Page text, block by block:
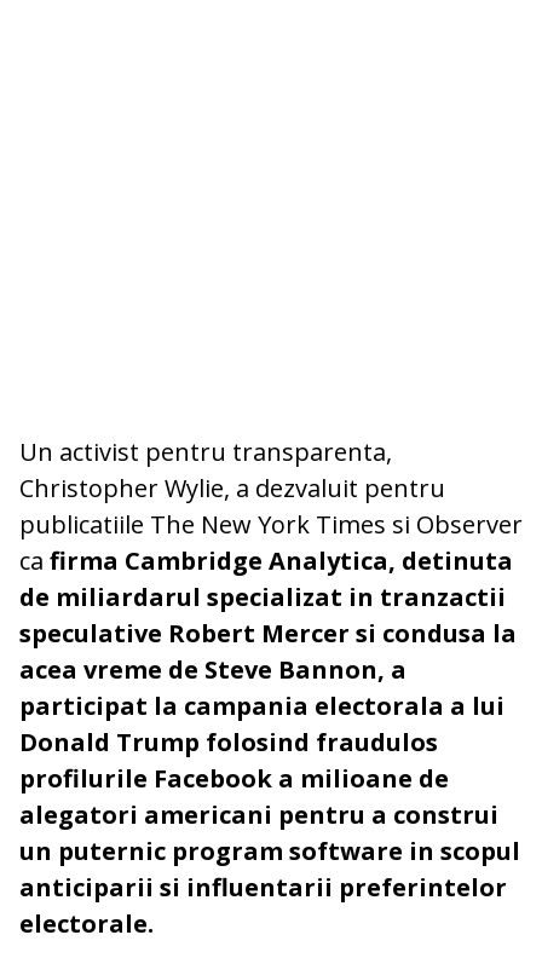
Un activist pentru transparenta,
Christopher Wylie, a dezvaluit pentru
publicatiile The New York Times si Observer
ca firma Cambridge Analytica, detinuta
de miliardarul specializat in tranzactii
speculative Robert Mercer si condusa la
acea vreme de Steve Bannon, a
participat la campania electorala a lui
Donald Trump folosind fraudulos
profilurile Facebook a milioane de
alegatori americani pentru a construi
un puternic program software in scopul
anticiparii si influentarii preferintelor
electorale.